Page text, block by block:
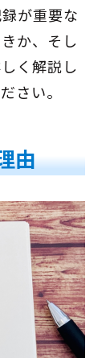
が重要な
か、そし
く解説し
さい。
由